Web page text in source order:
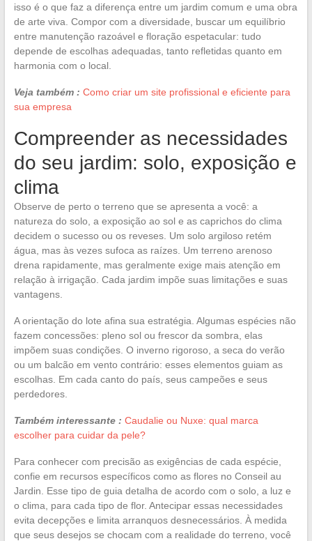
isso é o que faz a diferença entre um jardim comum e uma obra
de arte viva. Compor com a diversidade, buscar um equilíbrio
entre manutenção razoável e floração espetacular: tudo
depende de escolhas adequadas, tanto refletidas quanto em
harmonia com o local.
Veja também : Como criar um site profissional e eficiente para
sua empresa
Compreender as necessidades
do seu jardim: solo, exposição e
clima
Observe de perto o terreno que se apresenta a você: a
natureza do solo, a exposição ao sol e as caprichos do clima
decidem o sucesso ou os reveses. Um solo argiloso retém
água, mas às vezes sufoca as raízes. Um terreno arenoso
drena rapidamente, mas geralmente exige mais atenção em
relação à irrigação. Cada jardim impõe suas limitações e suas
vantagens.
A orientação do lote afina sua estratégia. Algumas espécies não
fazem concessões: pleno sol ou frescor da sombra, elas
impõem suas condições. O inverno rigoroso, a seca do verão
ou um balcão em vento contrário: esses elementos guiam as
escolhas. Em cada canto do país, seus campeões e seus
perdedores.
Também interessante : Caudalie ou Nuxe: qual marca
escolher para cuidar da pele?
Para conhecer com precisão as exigências de cada espécie,
confie em recursos específicos como as flores no Conseil au
Jardin. Esse tipo de guia detalha de acordo com o solo, a luz e
o clima, para cada tipo de flor. Antecipar essas necessidades
evita decepções e limita arranquos desnecessários. À medida
que seus desejos se chocam com a realidade do terreno, você